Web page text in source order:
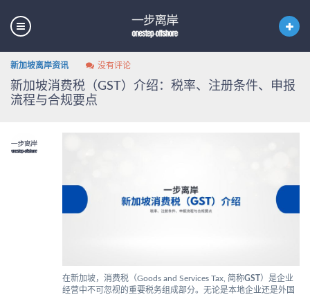
新加坡离岸资讯 没有评论
新加坡消费税（GST）介绍：税率、注册条件、申报
流程与合规要点
在新加坡，消费税（Goods and Services Tax, 简称GST）是企业
经营中不可忽视的重要税务组成部分。无论是本地企业还是外国